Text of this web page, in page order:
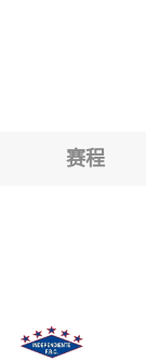
大学X实验室
赛程